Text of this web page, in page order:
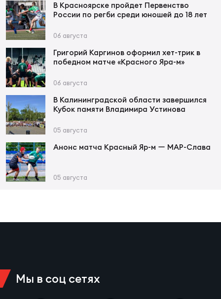
В Красноярске пройдет Первенство
России по регби среди юношей до 18 лет
06 августа
Григорий Каргинов оформил хет-трик в
победном матче «Красного Яра-м»
06 августа
В Калининградской области завершился
Кубок памяти Владимира Устинова
05 августа
Анонс матча Красный Яр-м ー МАР-Слава
05 августа
Мы в соц сетях